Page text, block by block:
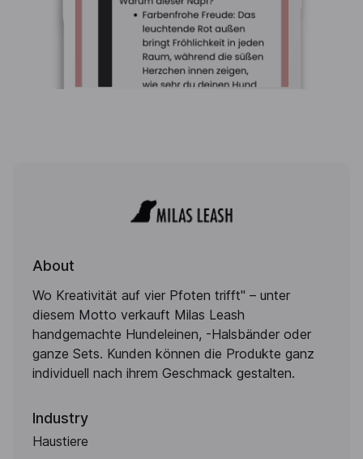
About
Wo Kreativität auf vier Pfoten trifft" – unter
diesem Motto verkauft Milas Leash
handgemachte Hundeleinen, -Halsbänder oder
ganze Sets. Kunden können die Produkte ganz
individuell nach ihrem Geschmack gestalten.
Industry
Haustiere